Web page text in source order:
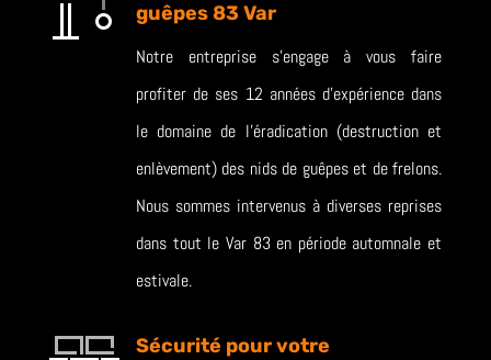
guêpes 83 Var
Notre entreprise s’engage à vous faire
profiter de ses 12 années d’expérience dans
le domaine de l’éradication (destruction et
enlèvement) des nids de guêpes et de frelons.
Nous sommes intervenus à diverses reprises
dans tout le Var 83 en période automnale et
estivale.
Sécurité pour votre